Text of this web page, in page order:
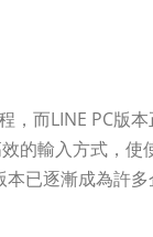
而LINE PC版
的輸入方式，使
已逐漸成為許